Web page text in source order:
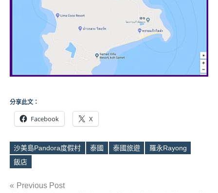
分享此文：
Facebook X
Tags
沙美島Pandora度假村 泰國 泰國旅遊
羅永Rayong
飯店
文Previous Post